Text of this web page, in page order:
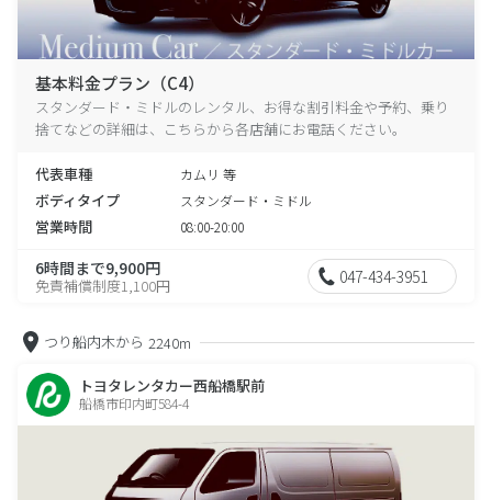
基本料金プラン（C4）
スタンダード・ミドルのレンタル、お得な割引料金や予約、乗り
捨てなどの詳細は、こちらから各店舗にお電話ください。
代表車種 カムリ 等
ボディタイプ スタンダード・ミドル
営業時間 08:00-20:00
6時間まで9,900円
免責補償制度1,100円 047-434-3951
つり船内木から 2240m
トヨタレンタカー西船橋駅前
船橋市印内町584-4